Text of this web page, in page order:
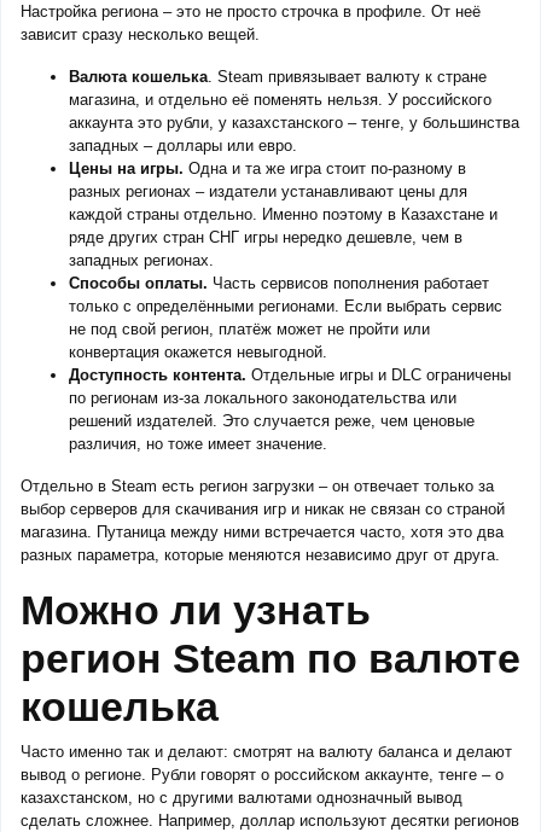
Настройка региона – это не просто строчка в профиле. От неё
зависит сразу несколько вещей.
Валюта кошелька . Steam привязывает валюту к стране
магазина, и отдельно её поменять нельзя. У российского
аккаунта это рубли, у казахстанского – тенге, у большинства
западных – доллары или евро.
Цены на игры. Одна и та же игра стоит по-разному в
разных регионах – издатели устанавливают цены для
каждой страны отдельно. Именно поэтому в Казахстане и
ряде других стран СНГ игры нередко дешевле, чем в
западных регионах.
Способы оплаты. Часть сервисов пополнения работает
только с определёнными регионами. Если выбрать сервис
не под свой регион, платёж может не пройти или
конвертация окажется невыгодной.
Доступность контента. Отдельные игры и DLC ограничены
по регионам из-за локального законодательства или
решений издателей. Это случается реже, чем ценовые
различия, но тоже имеет значение.
Отдельно в Steam есть регион загрузки – он отвечает только за
выбор серверов для скачивания игр и никак не связан со страной
магазина. Путаница между ними встречается часто, хотя это два
разных параметра, которые меняются независимо друг от друга.
Можно ли узнать
регион Steam по валюте
кошелька
Часто именно так и делают: смотрят на валюту баланса и делают
вывод о регионе. Рубли говорят о российском аккаунте, тенге – о
казахстанском, но с другими валютами однозначный вывод
сделать сложнее. Например, доллар используют десятки регионов